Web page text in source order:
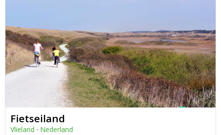
Fietseiland
Vlieland · Nederland